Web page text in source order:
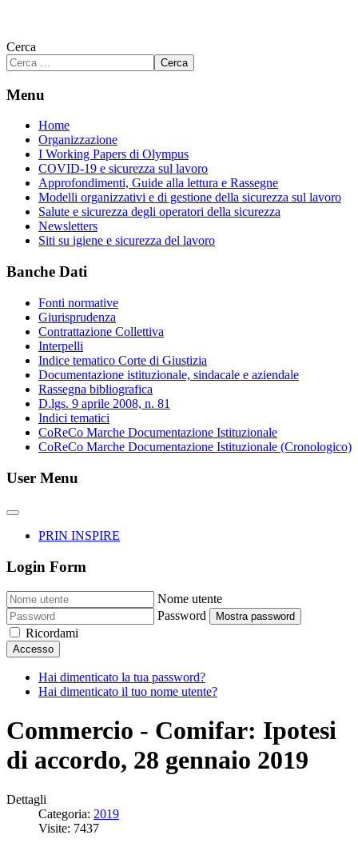
Cerca
Cerca
Menu
Home
Organizzazione
I Working Papers di Olympus
COVID-19 e sicurezza sul lavoro
Approfondimenti, Guide alla lettura e Rassegne
Modelli organizzativi e di gestione della sicurezza sul lavoro
Salute e sicurezza degli operatori della sicurezza
Newsletters
Siti su igiene e sicurezza del lavoro
Banche Dati
Fonti normative
Giurisprudenza
Contrattazione Collettiva
Interpelli
Indice tematico Corte di Giustizia
Documentazione istituzionale, sindacale e aziendale
Rassegna bibliografica
D.lgs. 9 aprile 2008, n. 81
Indici tematici
CoReCo Marche Documentazione Istituzionale
CoReCo Marche Documentazione Istituzionale (Cronologico)
User Menu
PRIN INSPIRE
Login Form
Nome utente
Password
Mostra password
Ricordami
Accesso
Hai dimenticato la tua password?
Hai dimenticato il tuo nome utente?
Commercio - Comifar: Ipotesi
di accordo, 28 gennaio 2019
Dettagli
Categoria: 2019
Visite: 7437